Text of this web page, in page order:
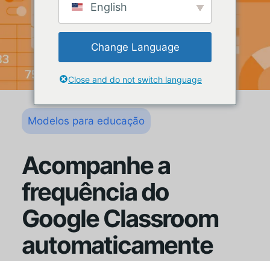
Modelos para educação
Acompanhe a
frequência do
Google Classroom
automaticamente
English
Change Language
Close and do not switch language